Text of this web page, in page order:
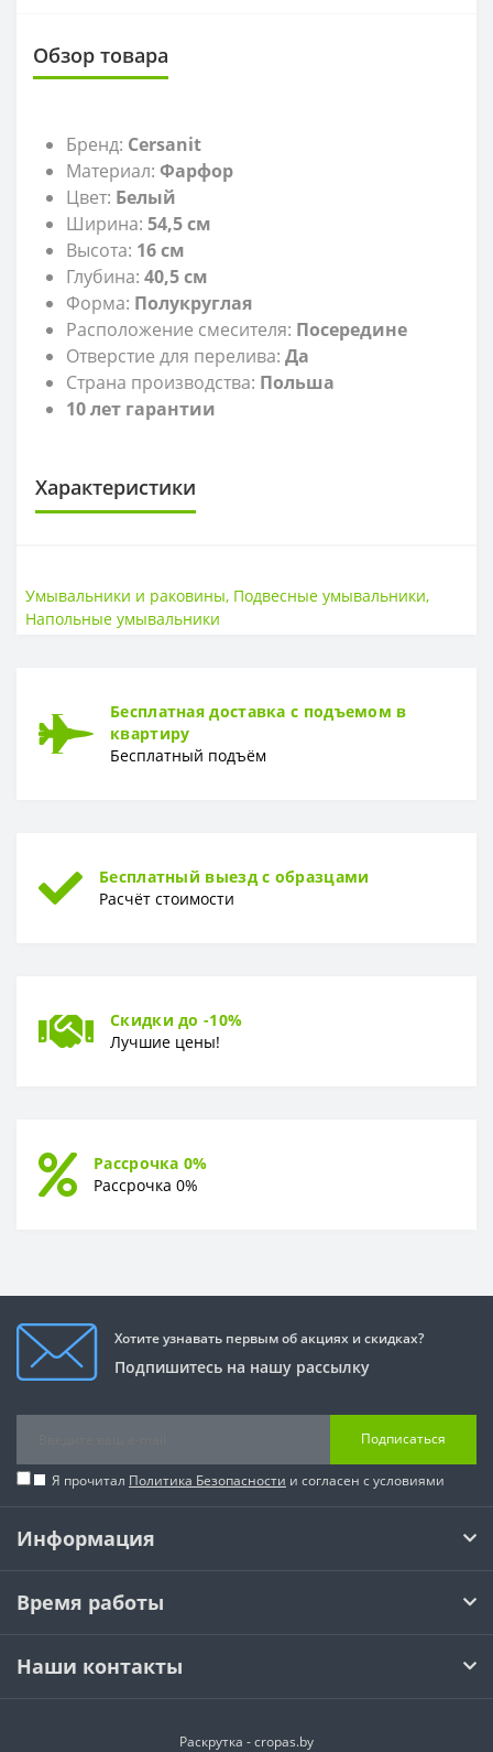
Обзор товара
Бренд: Cersanit
Материал: Фарфор
Цвет: Белый
Ширина: 54,5 см
Высота: 16 см
Глубина: 40,5 см
Форма: Полукруглая
Расположение смесителя: Посередине
Отверстие для перелива: Да
Страна производства: Польша
10 лет гарантии
Характеристики
Высота
Страна
Умывальники и раковины, Подвесные умывальники,
Напольные умывальники
Бесплатная доставка с подъемом в
квартиру
Бесплатный подъём
Бесплатный выезд с образцами
Расчёт стоимости
Скидки до -10%
Лучшие цены!
Рассрочка 0%
Рассрочка 0%
Хотите узнавать первым об акциях и скидках?
Подпишитесь на нашу рассылку
Подписаться
Я прочитал Политика Безопасности и согласен с условиями
Информация
Время работы
Наши контакты
Раскрутка -cropas.by